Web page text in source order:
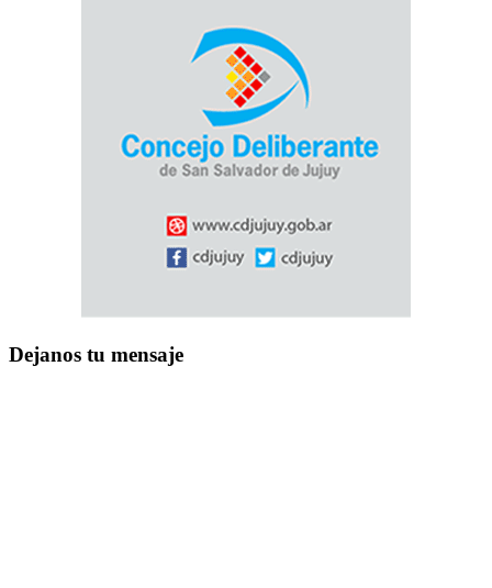
Dejanos tu mensaje